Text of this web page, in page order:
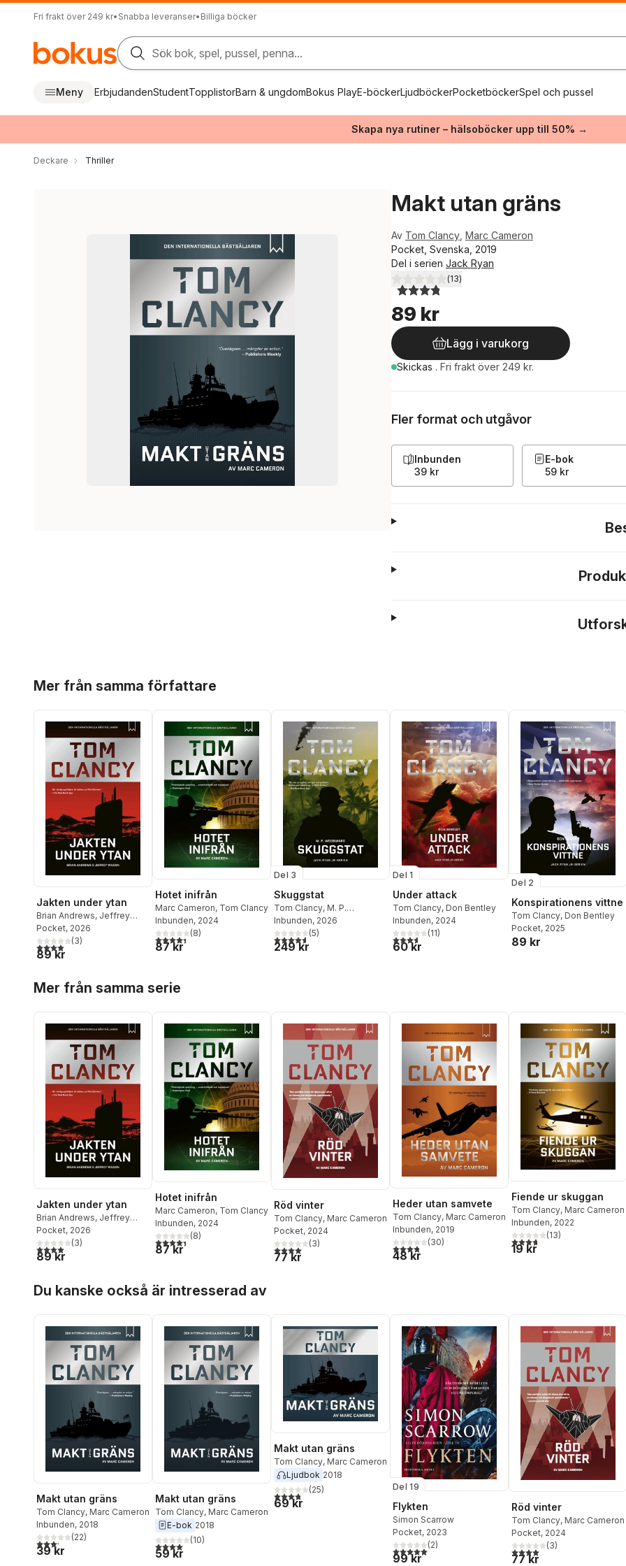
Fri frakt över 249 kr• Snabba leveranser• Billiga böcker
Sök bok, spel, pussel, penna...
Meny ErbjudandenStudentTopplistorBarn & ungdomBokus PlayE-böckerLjudböckerPocketböckerSpel och pussel
Skapa nya rutiner – hälsoböcker upp till 50% →
Deckare Thriller
Makt utan gräns
Av Tom Clancy Marc Cameron
Pocket, Svenska, 2019
Del i serien Jack Ryan
3,8utav 5 stjärnor. Totalt antal röster:
(13)
89 kr
Lägg i varukorg
Skickas . Fri frakt över 249 kr.
Fler format och utgåvor
Inbunden
39 kr
E-bok
59 kr
Mer från samma författare
Jakten under ytan
Brian Andrews, Jeffrey
Wilson, Tom Clancy
Pocket, 2026
4,0utav 5 stjärnor. Totalt antal röster:
(3)
89 kr
Hotet inifrån
Marc Cameron, Tom Clancy
Inbunden, 2024
4,4utav 5 stjärnor. Totalt antal röster:
(8)
87 kr
Del 3
Skuggstat
Tom Clancy, M. P.
Woodward
Inbunden, 2026
4,6utav 5 stjärnor. Totalt antal röster:
(5)
249 kr
Del 1
Under attack
Tom Clancy, Don Bentley
Inbunden, 2024
3,6utav 5 stjärnor. Totalt antal röster:
(11)
60 kr
Del 2
Konspirationens vittne
Tom Clancy, Don Bentley
Pocket, 2025
89 kr
Mer från samma serie
Jakten under ytan
Brian Andrews, Jeffrey
Wilson, Tom Clancy
Pocket, 2026
4,0utav 5 stjärnor. Totalt antal röster:
(3)
89 kr
Hotet inifrån
Marc Cameron, Tom Clancy
Inbunden, 2024
4,4utav 5 stjärnor. Totalt antal röster:
(8)
87 kr
Röd vinter
Tom Clancy, Marc Cameron
Pocket, 2024
4,0utav 5 stjärnor. Totalt antal röster:
(3)
77 kr
Heder utan samvete
Tom Clancy, Marc Cameron
Inbunden, 2019
3,8utav 5 stjärnor. Totalt antal röster:
(30)
48 kr
Fiende ur skuggan
Tom Clancy, Marc Cameron
Inbunden, 2022
3,7utav 5 stjärnor. Totalt
(13)
19 kr
Du kanske också är intresserad av
Makt utan gräns
Tom Clancy, Marc Cameron
Inbunden, 2018
3,2utav 5 stjärnor. Totalt antal röster:
(22)
39 kr
Makt utan gräns
Tom Clancy, Marc Cameron
E-bok 2018
4,0utav 5 stjärnor. Totalt antal röster:
(10)
59 kr
Makt utan gräns
Tom Clancy, Marc Cameron
Ljudbok 2018
3,8utav 5 stjärnor. Totalt antal röster:
(25)
69 kr
Del 19
Flykten
Simon Scarrow
Pocket, 2023
5,0utav 5 stjärnor. Totalt antal röster:
(2)
99 kr
Röd vinter
Tom Clancy, Marc Cameron
Pocket, 2024
4,0utav 5 stjärnor. Totalt
(3)
77 kr